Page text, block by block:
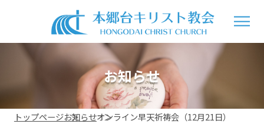
お知らせ
トップページお知らせオンライン早天祈祷会（12月21日）